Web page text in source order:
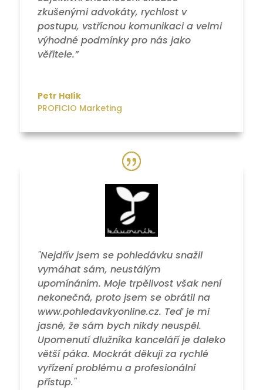
zkušenými advokáty, rychlost v
postupu, vstřícnou komunikaci a velmi
výhodné podmínky pro nás jako
věřitele.”
Petr Halík
PROFICIO Marketing
"Nejdřív jsem se pohledávku snažil
vymáhat sám, neustálým
upomínáním. Moje trpělivost však není
nekonečná, proto jsem se obrátil na
www.pohledavkyonline.cz. Teď je mi
jasné, že sám bych nikdy neuspěl.
Upomenutí dlužníka kanceláří je daleko
větší páka. Mockrát děkuji za rychlé
vyřízení problému a profesionální
přístup."